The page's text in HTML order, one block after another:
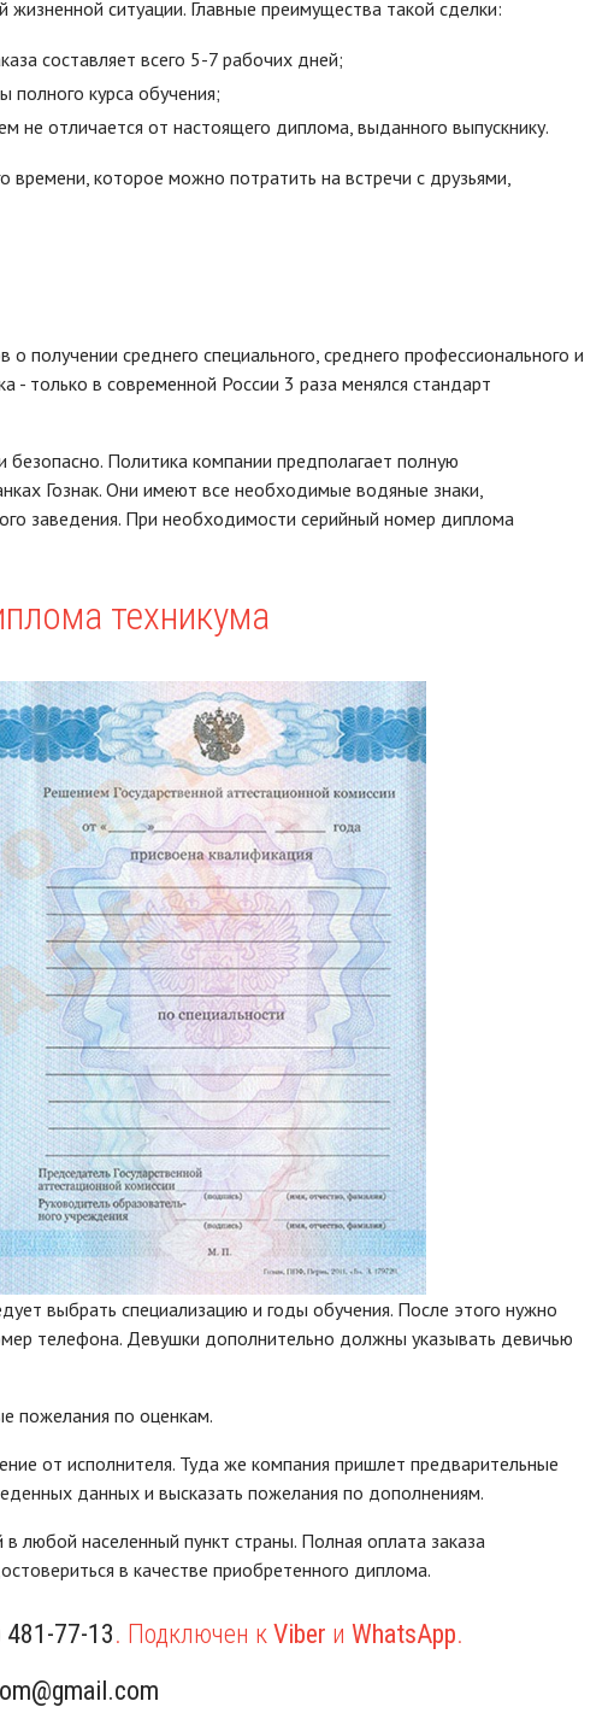
ситуации. Главные преимущества такой сделки:
составляет всего 5-7 рабочих дней;
полного курса обучения;
не отличается от настоящего диплома, выданного выпускнику.
времени, которое можно потратить на встречи с друзьями,
среднего специального, среднего профессионального и
- только в современной России 3 раза менялся стандарт
Политика компании предполагает полную
Гознак. Они имеют все необходимые водяные знаки,
заведения. При необходимости серийный номер диплома
техникума
выбрать специализацию и годы обучения. После этого нужно
телефона. Девушки дополнительно должны указывать девичью
пожелания по оценкам.
от исполнителя. Туда же компания пришлет предварительные
данных и высказать пожелания по дополнениям.
любой населенный пункт страны. Полная оплата заказа
в качестве приобретенного диплома.
77-13. Подключен к Viber и WhatsApp.